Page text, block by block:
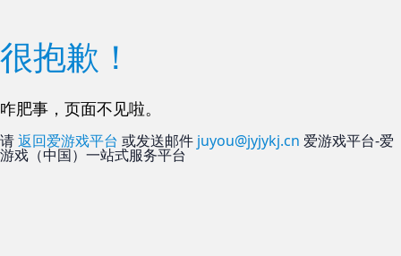
很抱歉！
咋肥事，页面不见啦。
请返回爱游戏平台 或发送邮件 juyou@jyjykj.cn 爱游戏平台-爱
游戏（中国）一站式服务平台